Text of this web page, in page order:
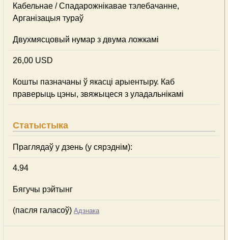
Кабельнае / Спадарожнiкавае тэлебачанне,
Арганізацыя тураў
Двухмясцовый нумар з двума ложкамі
26,00 USD
Кошты пазначаны ў якасці арыентыру. Каб
праверыць цэны, звяжыцеся з уладальнікамі
Статыстыка
Праглядаў у дзень (у сярэднім):
4.94
Бягучы рэйтынг
(пасля галасоў) Адзнака